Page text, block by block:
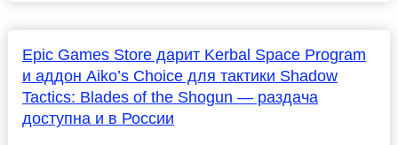
Epic Games Store дарит Kerbal Space Program
и аддон Aiko’s Choice для тактики Shadow
Tactics: Blades of the Shogun — раздача
доступна и в России